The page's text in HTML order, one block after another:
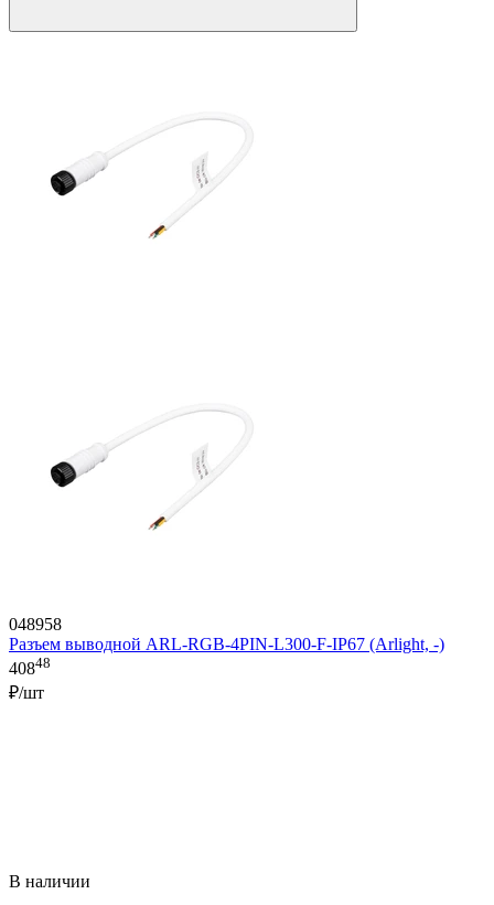
048958
Разъем выводной ARL-RGB-4PIN-L300-F-IP67 (Arlight, -)
40848
₽/шт
В наличии